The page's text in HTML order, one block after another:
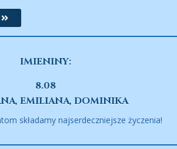
IMIENINY:
8.08
EMILIANA, DOMINIKA
składamy najserdeczniejsze życzenia!